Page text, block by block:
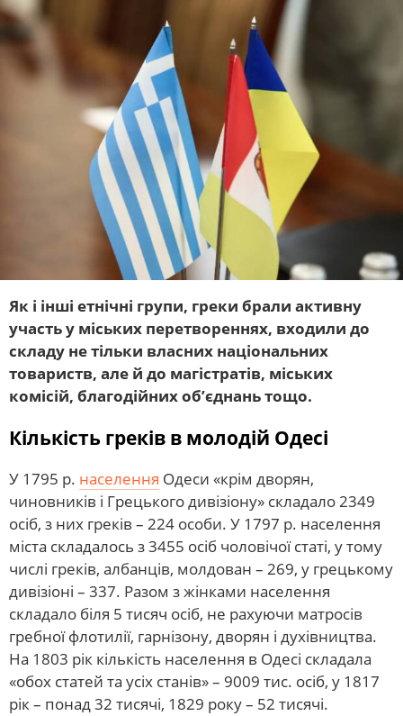
Як і інші етнічні групи, греки брали активну
участь у міських перетвореннях, входили до
складу не тільки власних національних
товариств, але й до магістратів, міських
комісій, благодійних об’єднань тощо.
Кількість греків в молодій Одесі
У 1795 р. населення Одеси «крім дворян,
чиновників і Грецького дивізіону» складало 2349
осіб, з них греків – 224 особи. У 1797 р. населення
міста складалось з 3455 осіб чоловічої статі, у тому
числі греків, албанців, молдован – 269, у грецькому
дивізіоні – 337. Разом з жінками населення
складало біля 5 тисяч осіб, не рахуючи матросів
гребної флотилії, гарнізону, дворян і духівництва.
На 1803 рік кількість населення в Одесі складала
«обох статей та усіх станів» – 9009 тис. осіб, у 1817
рік – понад 32 тисячі, 1829 року – 52 тисячі.